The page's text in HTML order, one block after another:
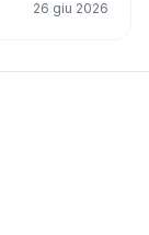
26 giu 2026